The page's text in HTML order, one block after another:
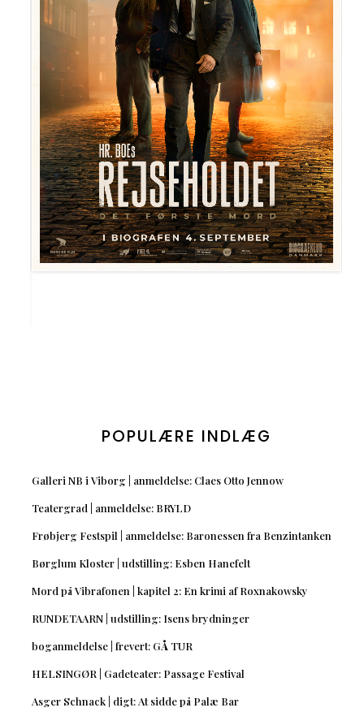
POPULÆRE INDLÆG
Galleri NB i Viborg | anmeldelse: Claes Otto Jennow
Teatergrad | anmeldelse: BRYLD
Frøbjerg Festspil | anmeldelse: Baronessen fra Benzintanken
Børglum Kloster | udstilling: Esben Hanefelt
Mord på Vibrafonen | kapitel 2: En krimi af Roxnakowsky
RUNDETAARN | udstilling: Isens brydninger
boganmeldelse | frevert: GÅ TUR
HELSINGØR | Gadeteater: Passage Festival
Asger Schnack | digt: At sidde på Palæ Bar